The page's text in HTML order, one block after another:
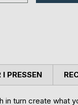
in turn create what
PRESSEN